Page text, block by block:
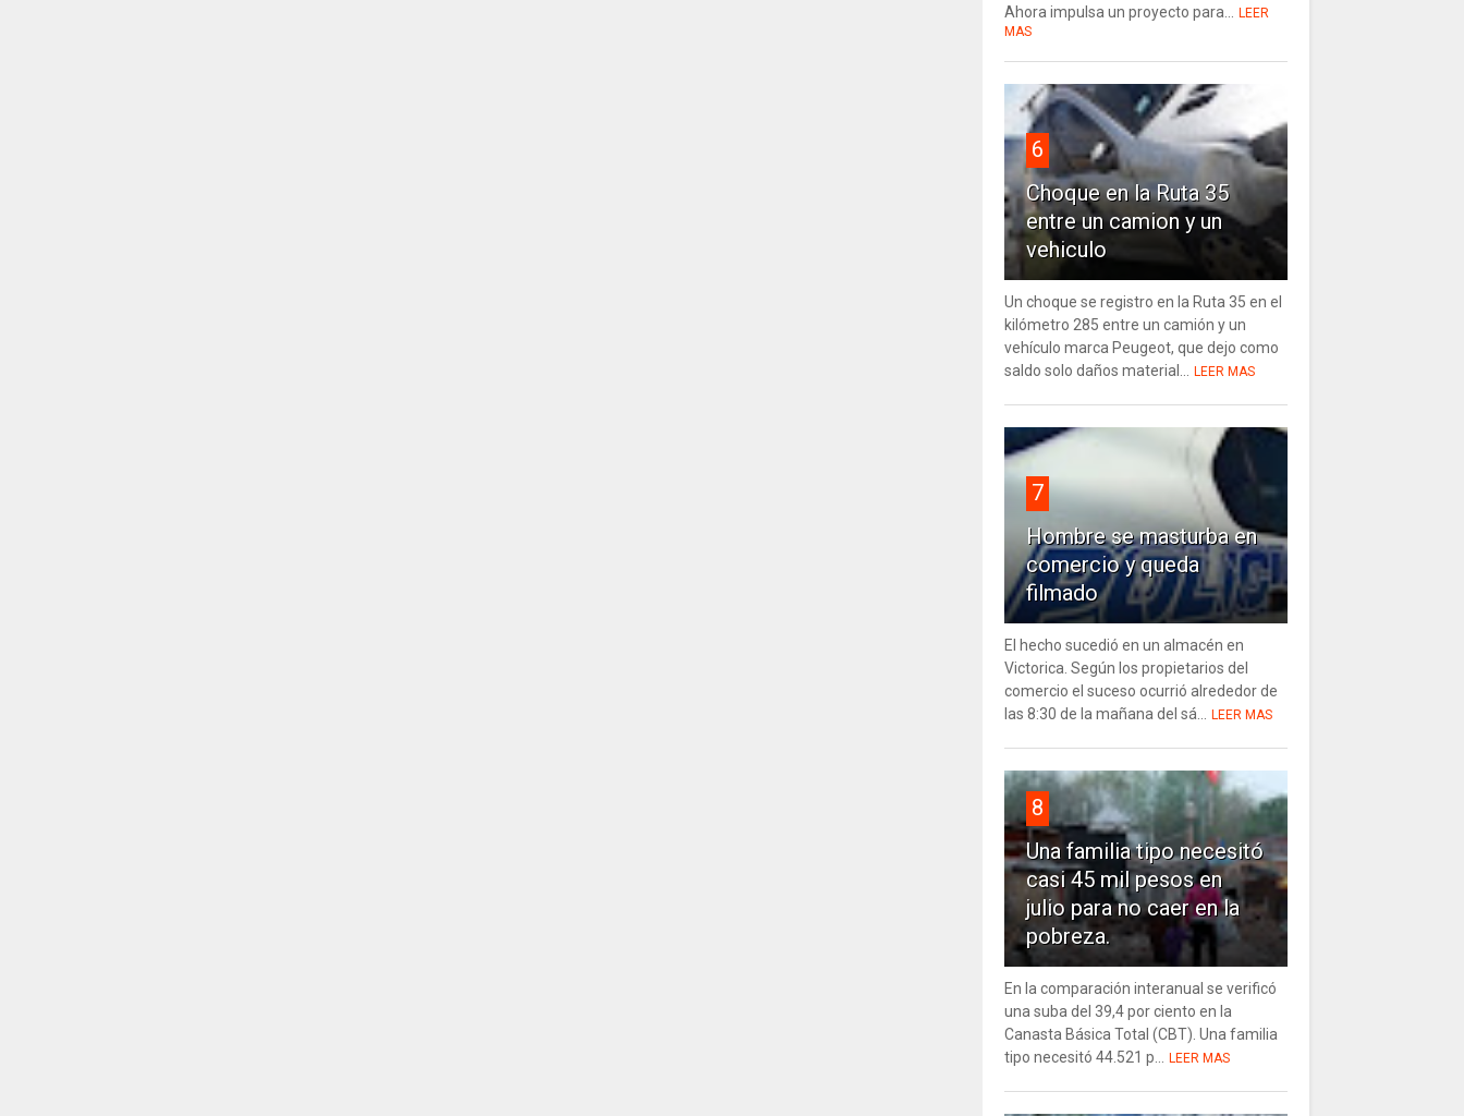
Ahora impulsa un proyecto para... LEER
MAS
6
Choque en la Ruta 35
entre un camion y un
vehiculo
Un choque se registro en la Ruta 35 en el
kilómetro 285 entre un camión y un
vehículo marca Peugeot, que dejo como
saldo solo daños material... LEER MAS
7
Hombre se masturba en
comercio y queda
filmado
El hecho sucedió en un almacén en
Victorica. Según los propietarios del
comercio el suceso ocurrió alrededor de
las 8:30 de la mañana del sá... LEER MAS
8
Una familia tipo necesitó
casi 45 mil pesos en
julio para no caer en la
pobreza.
En la comparación interanual se verificó
una suba del 39,4 por ciento en la
Canasta Básica Total (CBT). Una familia
tipo necesitó 44.521 p... LEER MAS